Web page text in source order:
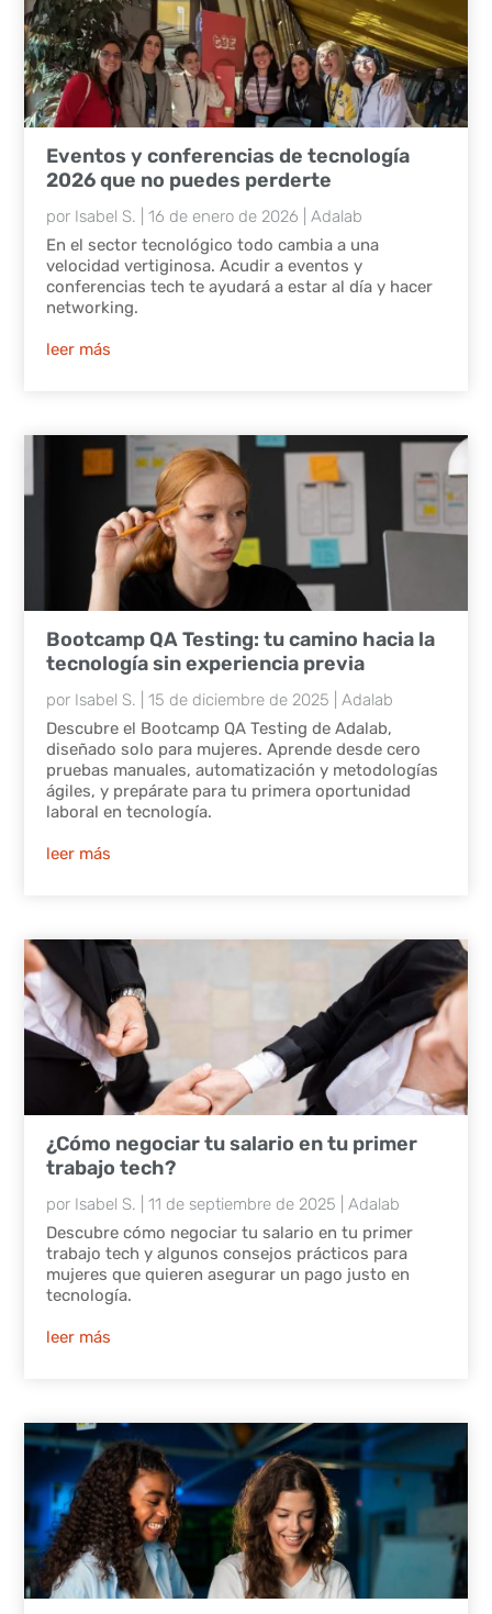
Eventos y conferencias de tecnología
2026 que no puedes perderte
por Isabel S. |16 de enero de 2026 |Adalab
En el sector tecnológico todo cambia a una
velocidad vertiginosa. Acudir a eventos y
conferencias tech te ayudará a estar al día y hacer
networking.
leer más
Bootcamp QA Testing: tu camino hacia la
tecnología sin experiencia previa
por Isabel S. |15 de diciembre de 2025 |Adalab
Descubre el Bootcamp QA Testing de Adalab,
diseñado solo para mujeres. Aprende desde cero
pruebas manuales, automatización y metodologías
ágiles, y prepárate para tu primera oportunidad
laboral en tecnología.
leer más
¿Cómo negociar tu salario en tu primer
trabajo tech?
por Isabel S. |11 de septiembre de 2025 |Adalab
Descubre cómo negociar tu salario en tu primer
trabajo tech y algunos consejos prácticos para
mujeres que quieren asegurar un pago justo en
tecnología.
leer más